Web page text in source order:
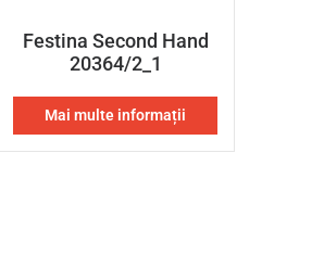
Festina Second Hand
20364/2_1
Mai multe informații